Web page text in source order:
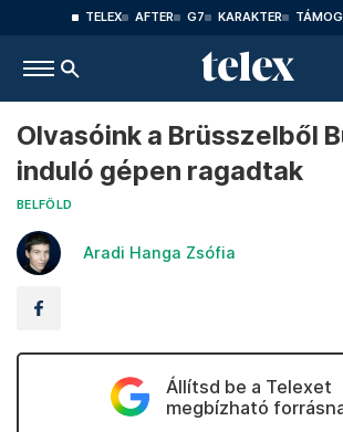
TELEX AFTER G7 KARAKTER
Olvasóink a Brüsszelből
induló gépen ragadtak
BELFÖLD
Aradi Hanga Zsófia
Állítsd be a Telexet
megbízható